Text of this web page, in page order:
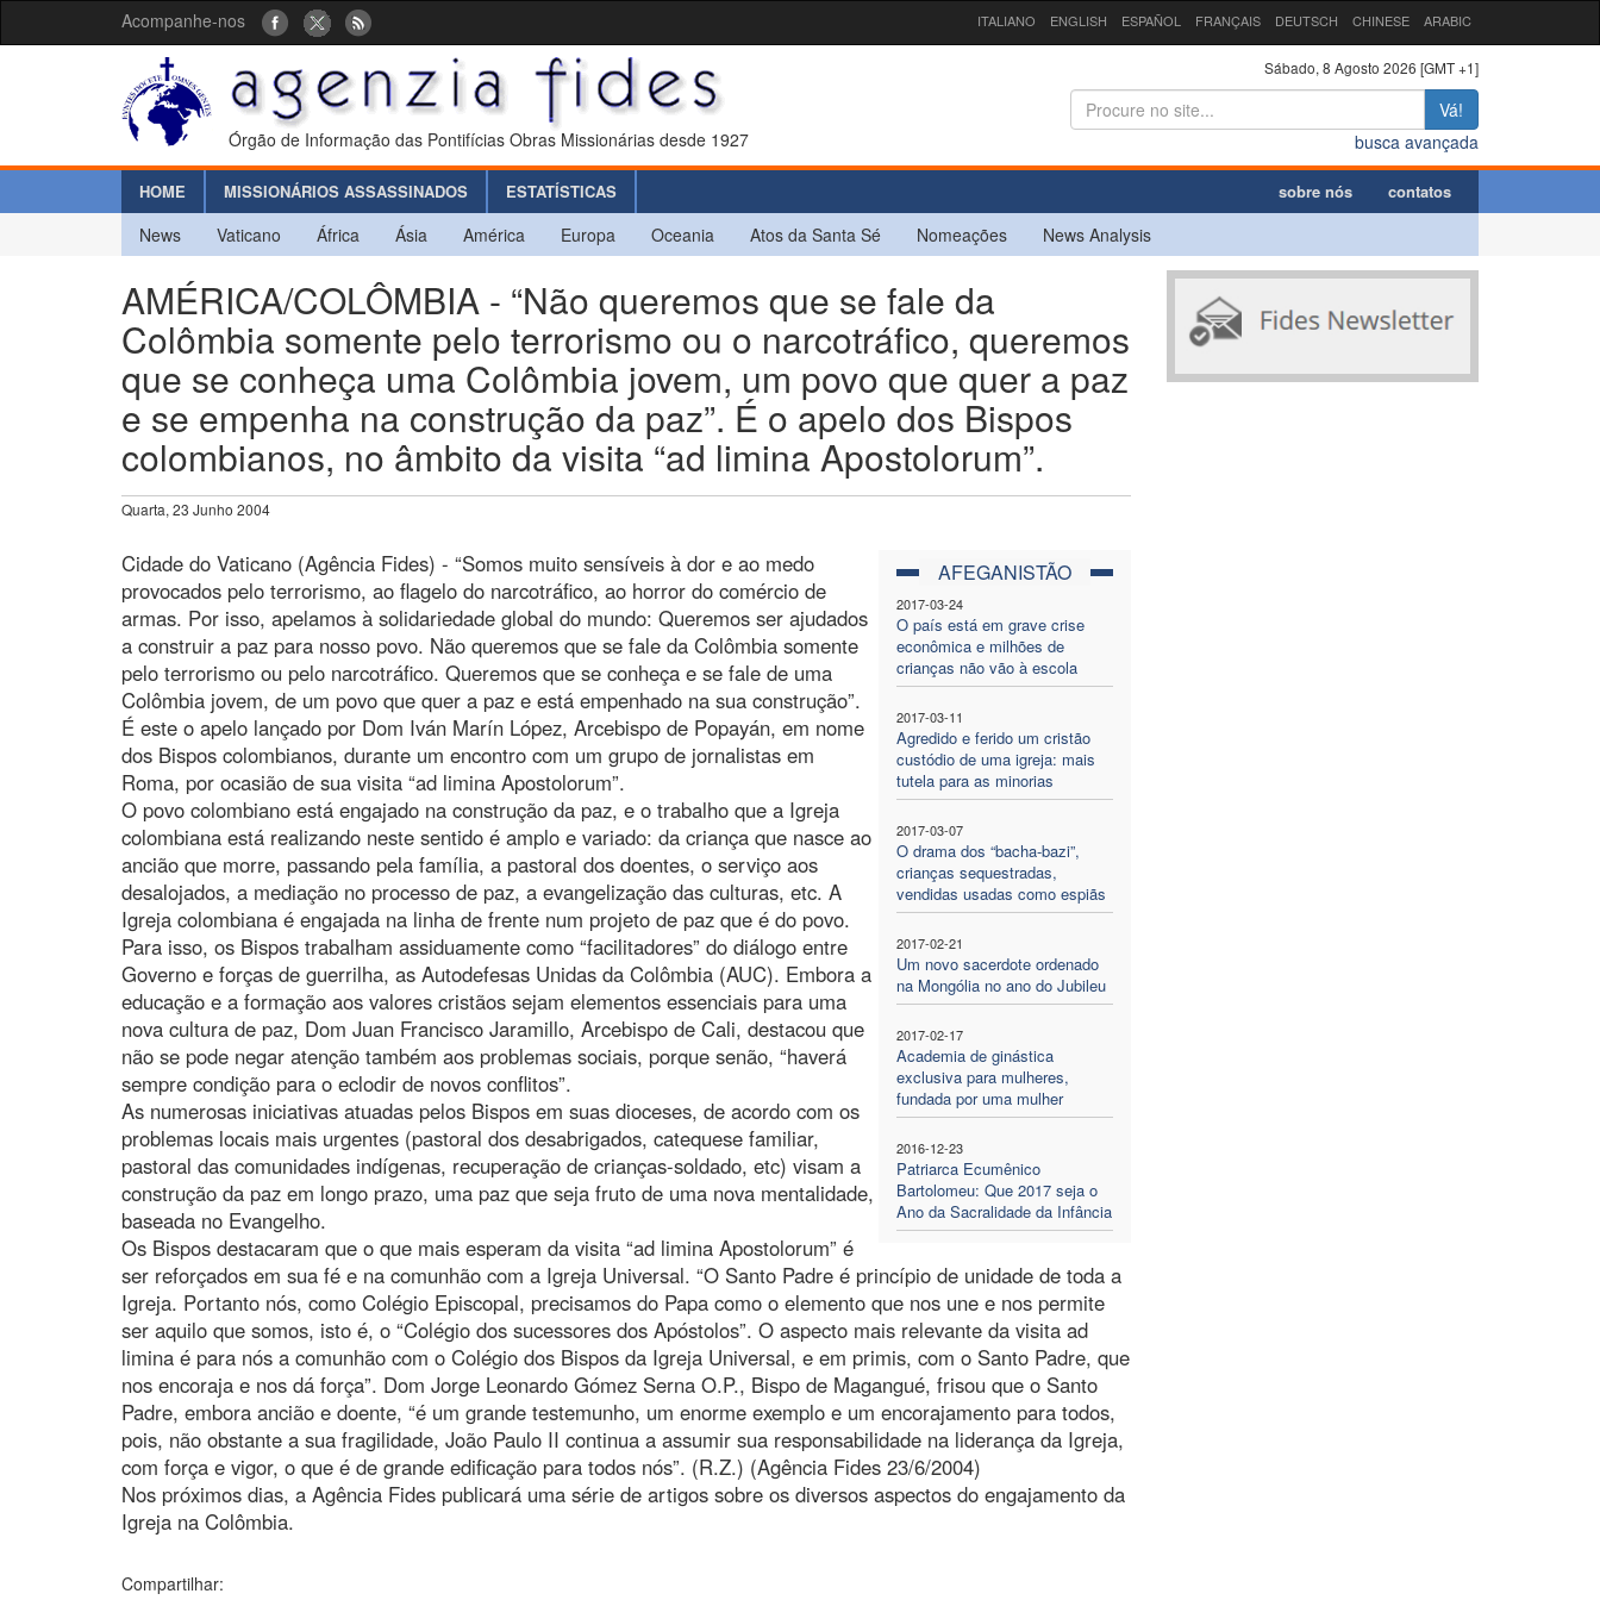
Acompanhe-nos ITALIANO ENGLISH ESPAÑOL FRANÇAIS DEUTSCH CHINESE ARABIC
Órgão de Informação das Pontifícias Obras Missionárias desde 1927
Sábado, 8 Agosto 2026 [GMT +1]
Vá!
busca avançada
HOME MISSIONÁRIOS ASSASSINADOS ESTATÍSTICAS sobre nós contatos
News Vaticano África Ásia América Europa Oceania Atos da Santa Sé Nomeações News Analysis
AMÉRICA/COLÔMBIA - “Não queremos que se fale da
Colômbia somente pelo terrorismo ou o narcotráfico, queremos
que se conheça uma Colômbia jovem, um povo que quer a paz
e se empenha na construção da paz”. É o apelo dos Bispos
colombianos, no âmbito da visita “ad limina Apostolorum”.
Quarta, 23 Junho 2004
AFEGANISTÃO
2017-03-24
O país está em grave crise
econômica e milhões de
crianças não vão à escola
2017-03-11
Agredido e ferido um cristão
custódio de uma igreja: mais
tutela para as minorias
2017-03-07
O drama dos “bacha-bazi”,
crianças sequestradas,
vendidas usadas como espiãs
2017-02-21
Um novo sacerdote ordenado
na Mongólia no ano do Jubileu
2017-02-17
Academia de ginástica
exclusiva para mulheres,
fundada por uma mulher
2016-12-23
Patriarca Ecumênico
Bartolomeu: Que 2017 seja o
Ano da Sacralidade da Infância
Cidade do Vaticano (Agência Fides) - “Somos muito sensíveis à dor e ao medo
provocados pelo terrorismo, ao flagelo do narcotráfico, ao horror do comércio de
armas. Por isso, apelamos à solidariedade global do mundo: Queremos ser ajudados
a construir a paz para nosso povo. Não queremos que se fale da Colômbia somente
pelo terrorismo ou pelo narcotráfico. Queremos que se conheça e se fale de uma
Colômbia jovem, de um povo que quer a paz e está empenhado na sua construção”.
É este o apelo lançado por Dom Iván Marín López, Arcebispo de Popayán, em nome
dos Bispos colombianos, durante um encontro com um grupo de jornalistas em
Roma, por ocasião de sua visita “ad limina Apostolorum”.
O povo colombiano está engajado na construção da paz, e o trabalho que a Igreja
colombiana está realizando neste sentido é amplo e variado: da criança que nasce ao
ancião que morre, passando pela família, a pastoral dos doentes, o serviço aos
desalojados, a mediação no processo de paz, a evangelização das culturas, etc. A
Igreja colombiana é engajada na linha de frente num projeto de paz que é do povo.
Para isso, os Bispos trabalham assiduamente como “facilitadores” do diálogo entre
Governo e forças de guerrilha, as Autodefesas Unidas da Colômbia (AUC). Embora a
educação e a formação aos valores cristãos sejam elementos essenciais para uma
nova cultura de paz, Dom Juan Francisco Jaramillo, Arcebispo de Cali, destacou que
não se pode negar atenção também aos problemas sociais, porque senão, “haverá
sempre condição para o eclodir de novos conflitos”.
As numerosas iniciativas atuadas pelos Bispos em suas dioceses, de acordo com os
problemas locais mais urgentes (pastoral dos desabrigados, catequese familiar,
pastoral das comunidades indígenas, recuperação de crianças-soldado, etc) visam a
construção da paz em longo prazo, uma paz que seja fruto de uma nova mentalidade,
baseada no Evangelho.
Os Bispos destacaram que o que mais esperam da visita “ad limina Apostolorum” é
ser reforçados em sua fé e na comunhão com a Igreja Universal. “O Santo Padre é princípio de unidade de toda a
Igreja. Portanto nós, como Colégio Episcopal, precisamos do Papa como o elemento que nos une e nos permite
ser aquilo que somos, isto é, o “Colégio dos sucessores dos Apóstolos”. O aspecto mais relevante da visita ad
limina é para nós a comunhão com o Colégio dos Bispos da Igreja Universal, e em primis, com o Santo Padre, que
nos encoraja e nos dá força”. Dom Jorge Leonardo Gómez Serna O.P., Bispo de Magangué, frisou que o Santo
Padre, embora ancião e doente, “é um grande testemunho, um enorme exemplo e um encorajamento para todos,
pois, não obstante a sua fragilidade, João Paulo II continua a assumir sua responsabilidade na liderança da Igreja,
com força e vigor, o que é de grande edificação para todos nós”. (R.Z.) (Agência Fides 23/6/2004)
Nos próximos dias, a Agência Fides publicará uma série de artigos sobre os diversos aspectos do engajamento da
Igreja na Colômbia.
Compartilhar: